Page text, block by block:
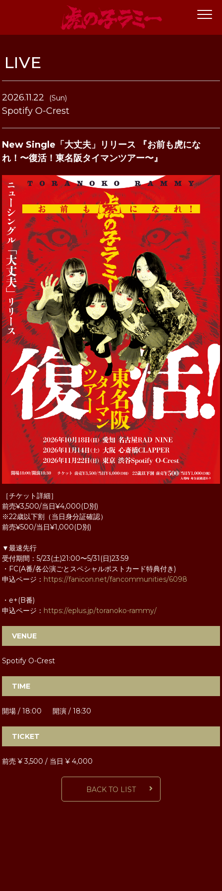
LIVE
2026.11.22 (Sun)
Spotify O-Crest
New Single「大丈夫」リリース 『お前も虎にな
れ！〜復活！東名阪タイマンツアー〜』
［チケット詳細］
前売¥3,500/当日¥4,000(D別)
※22歳以下割（当日身分証確認）
前売¥500/当日¥1,000(D別)
▼最速先行
受付期間：5/23(土)21:00〜5/31(日)23:59
・FC(A番/各公演ごとスペシャルポストカード特典付き)
申込ページ： https://fanicon.net/fancommunities/6098
・e+(B番)
申込ページ： https://eplus.jp/toranoko-rammy/
VENUE
Spotify O-Crest
TIME
開場 / 18:00 開演 / 18:30
TICKET
前売 ¥ 3,500 / 当日 ¥ 4,000
BACK TO LIST